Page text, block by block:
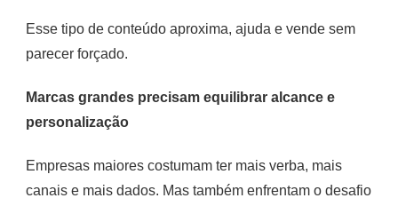
Esse tipo de conteúdo aproxima, ajuda e vende sem
parecer forçado.
Marcas grandes precisam equilibrar alcance e
personalização
Empresas maiores costumam ter mais verba, mais
canais e mais dados. Mas também enfrentam o desafio